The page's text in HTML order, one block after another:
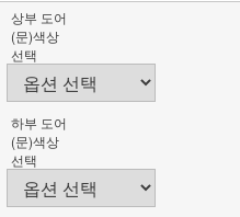
상부 도어
(문)색상
선택
하부 도어
(문)색상
선택